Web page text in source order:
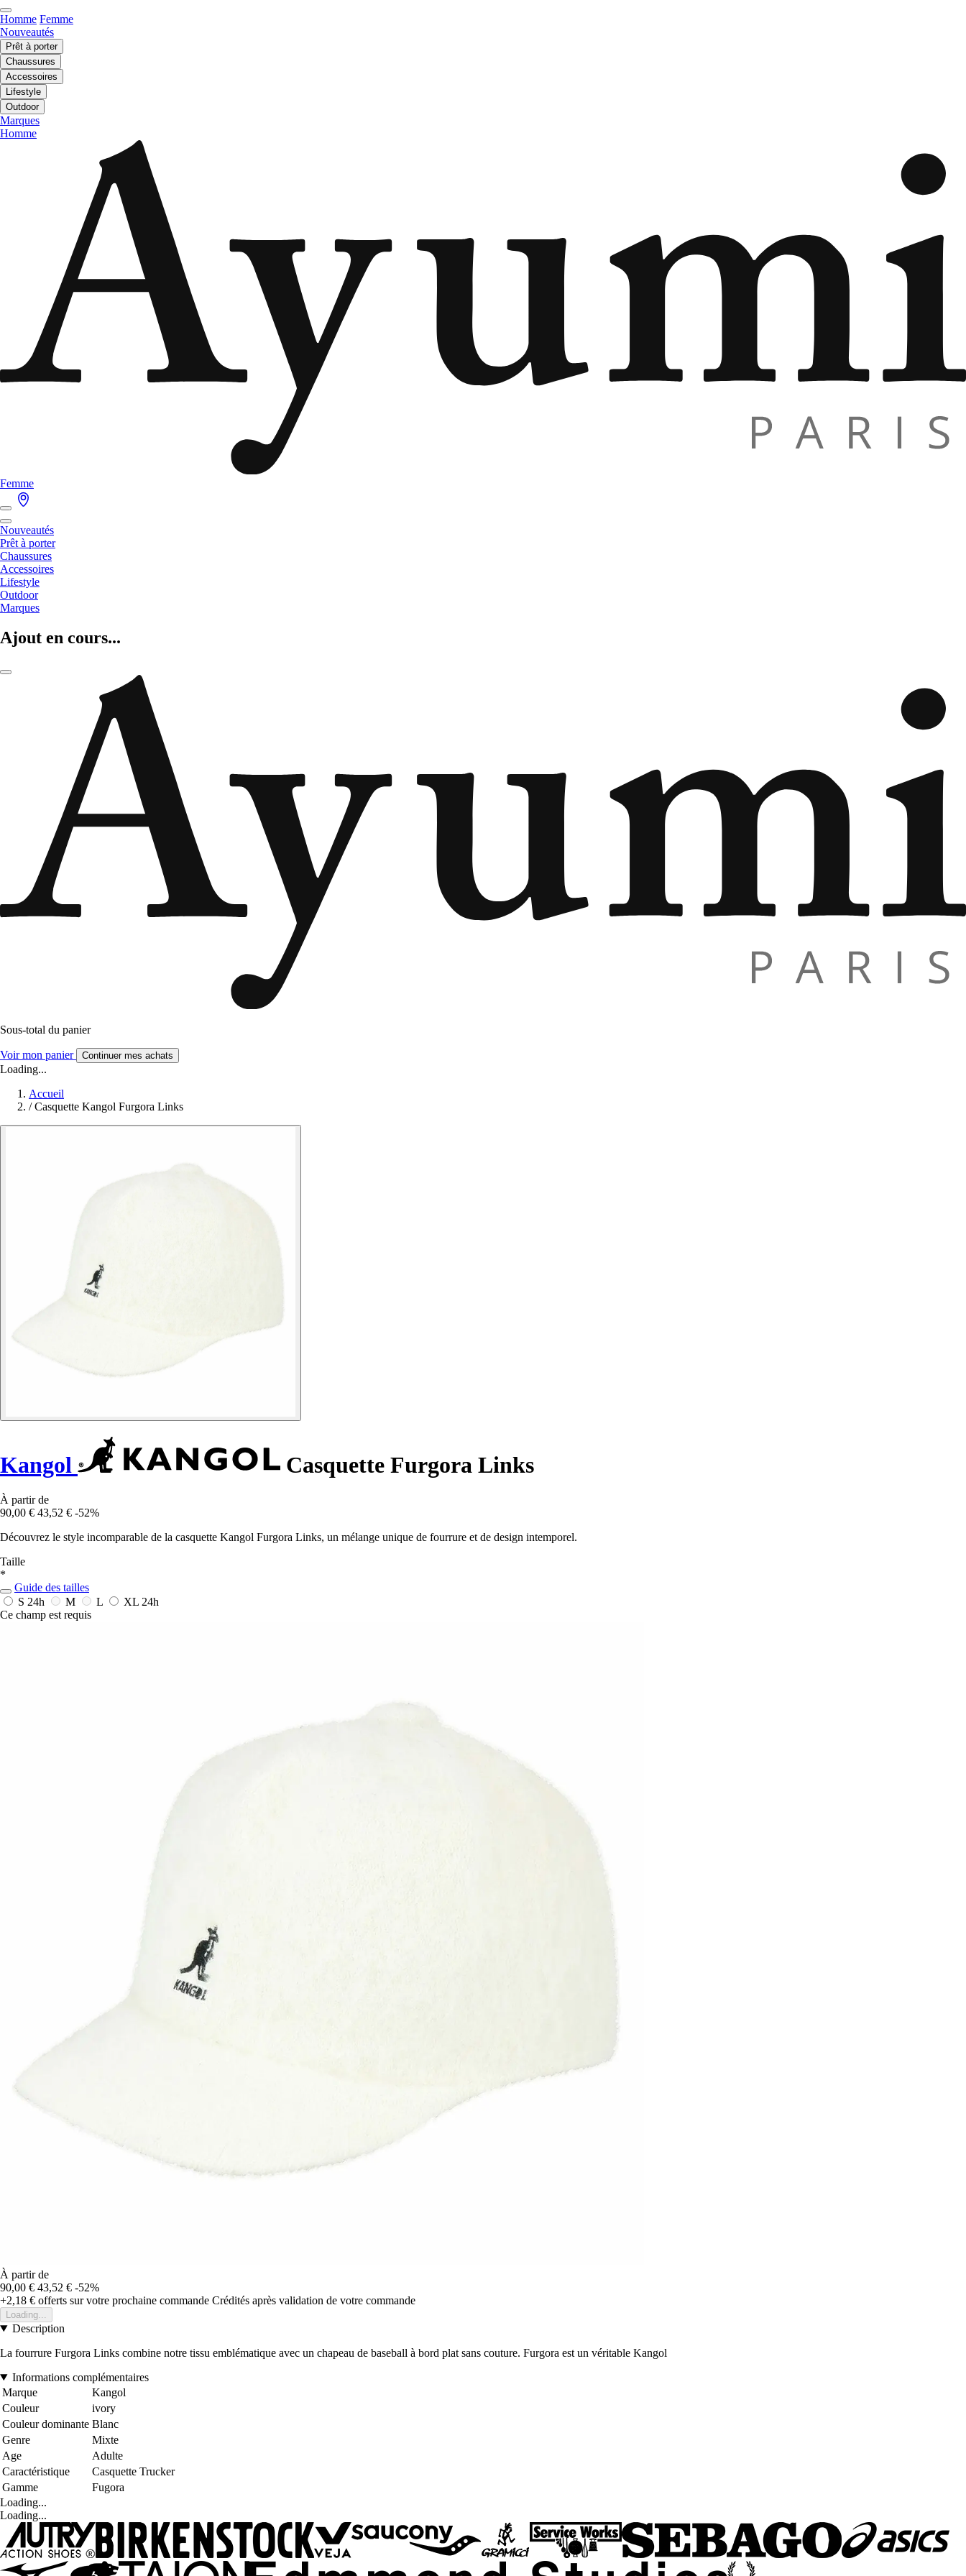
Homme Femme
Nouveautés
Prêt à porter
Chaussures
Accessoires
Lifestyle
Outdoor
Marques
Homme
Femme
Nouveautés
Prêt à porter
Chaussures
Accessoires
Lifestyle
Outdoor
Marques
Ajout en cours...
Sous-total du panier
Voir mon panier Continuer mes achats
Loading...
Accueil
/ Casquette Kangol Furgora Links
Kangol Casquette Furgora Links
À partir de
90,00 € 43,52 € -52%
Découvrez le style incomparable de la casquette Kangol Furgora Links, un mélange unique de fourrure et de design intemporel.
Taille
*
Guide des tailles
S 24h M L XL 24h
Ce champ est requis
À partir de
90,00 € 43,52 € -52%
+2,18 € offerts sur votre prochaine commande Crédités après validation de votre commande
Loading...
Description
La fourrure Furgora Links combine notre tissu emblématique avec un chapeau de baseball à bord plat sans couture. Furgora est un véritable Kangol
Informations complémentaires
Marque
Kangol
Couleur
ivory
Couleur dominante Blanc
Genre
Mixte
Age
Adulte
Caractéristique
Casquette Trucker
Gamme
Fugora
Loading...
Loading...